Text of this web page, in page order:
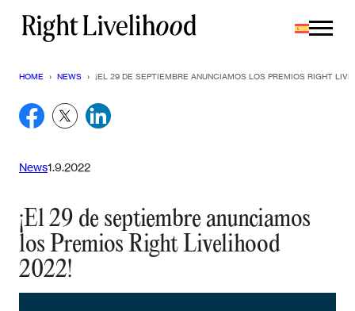
Saltar
HOME › NEWS › ¡EL 29 DE SEPTIEMBRE ANUNCIAMOS LOS PREMIOS RIGHT
News1.9.2022
¡El 29 de septiembre anunciamos
los Premios Right Livelihood
2022!